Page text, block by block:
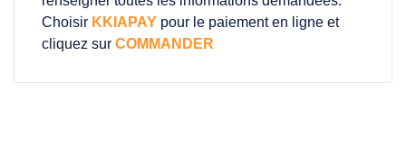
Choisir KKIAPAY pour le paiement en ligne et
cliquez sur COMMANDER